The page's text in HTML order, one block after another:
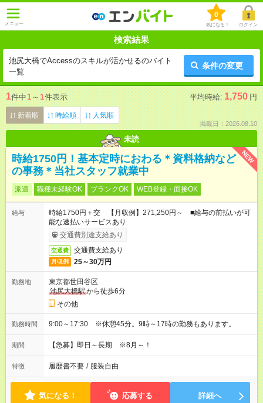
メニュー
0
気になる！ ログイン
検索結果
池尻大橋でAccessのスキルが活かせるのバイト
一覧
条件の変更
1件中1 ～ 1件表示 平均時給: 1,750 円
新着順 時給順 人気順
掲載日：2026.08.10
未読
NEW
時給1750円！基本定時におわる＊資料格納など
の事務＊当社スタッフ就業中
派遣 職種未経験OK ブランクOK WEB登録・面接OK
給与
時給1750円＋交 【月収例】271,250円～ ■給与の前払いが可
能な速払いサービスあり
交通費別途支給あり
交通費 交通費支給あり
月収例 25～30万円
勤務地
東京都世田谷区
池尻大橋駅から徒歩6分
その他
勤務時間 9:00～17:30 ※休憩45分。9時～17時の勤務もあります。
期間 【急募】即日～長期 ※8月～！
特徴 履歴書不要 / 服装自由
気になる！ 応募する 詳細へ